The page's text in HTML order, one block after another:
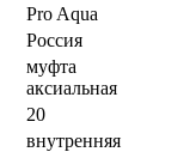
Pro Aqua
Россия
муфта
аксиальная
20
внутренняя